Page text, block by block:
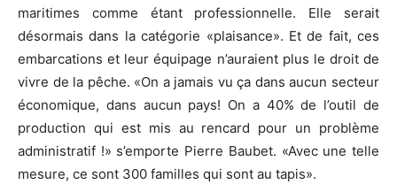
maritimes comme étant professionnelle. Elle serait
désormais dans la catégorie «plaisance». Et de fait, ces
embarcations et leur équipage n’auraient plus le droit de
vivre de la pêche. «On a jamais vu ça dans aucun secteur
économique, dans aucun pays! On a 40% de l’outil de
production qui est mis au rencard pour un problème
administratif !» s’emporte Pierre Baubet. «Avec une telle
mesure, ce sont 300 familles qui sont au tapis».